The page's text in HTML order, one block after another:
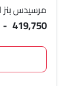
مرسيدس
- 419,750